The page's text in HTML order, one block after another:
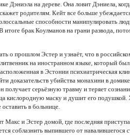
Дэниэла на дереве. Она ловит Дэниела,
родителям. Кейт все больше
способности манипулировать
итоге брак Коулманов на грани развода,
о прошлом Эстер и узнаёт, что в
на иностранном языке, который
в Эстонии психиатрическая
доказательств убийства монахини в
серьёзную травму и теряет
кислородную маску и душит его подушкой.
в больнице.
и Эстер домой, где последняя
соблазнить выпившего от навалившегося